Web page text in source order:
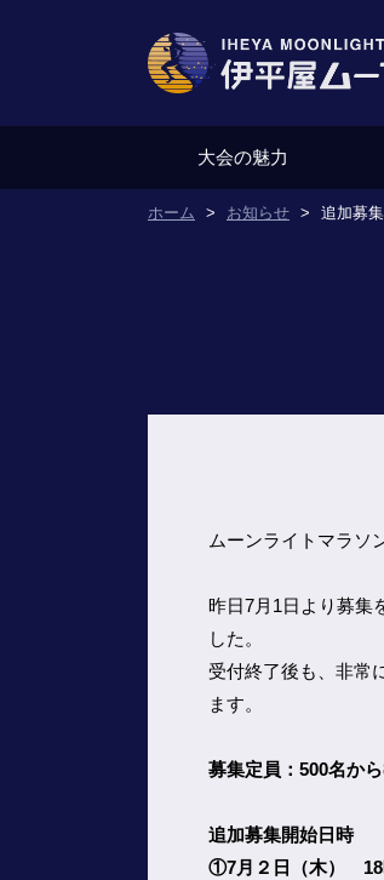
大会の魅力
ホーム お知らせ 追加募
ムーンライトマラソ
昨日7月1日より募集
した。
受付終了後も、非常
ます。
募集定員：500名から
追加募集開始日時
①7月２日（木）